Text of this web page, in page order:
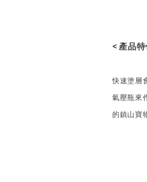
< 產品
快速塗層
氣壓瓶來
的鎮山寶